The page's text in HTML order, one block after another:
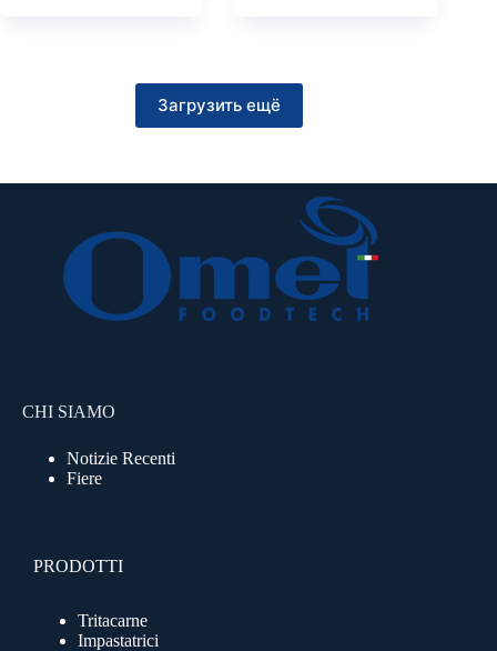
Загрузить ещё
CHI SIAMO
Notizie Recenti
Fiere
PRODOTTI
Tritacarne
Impastatrici